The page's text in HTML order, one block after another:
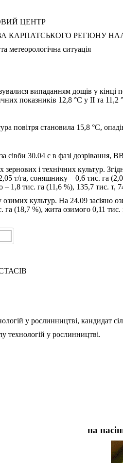
ЦЕНТР
КАРПАТСЬКОГО РЕГІОНУ
метеорологічна ситуація
випаданням дощів у
показників 12,8 °С у ІІ та
повітря становила 15,8 °С,
сівби 30.04 є в фазі дозрівання,
зернових і технічних культур.
т/га, соняшнику ‒ 0,6 тис. га
1,8 тис. га (11,6 %), 135,7 тис. т,
культур. На 24.09 засіяно
(18,7 %), жита озимого 0,11
у рослинництві, кандидат
технологій у рослинництві.
на